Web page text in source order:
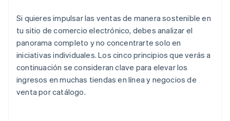
Si quieres impulsar las ventas de manera sostenible en
tu sitio de comercio electrónico, debes analizar el
panorama completo y no concentrarte solo en
iniciativas individuales. Los cinco principios que verás a
continuación se consideran clave para elevar los
ingresos en muchas tiendas en línea y negocios de
venta por catálogo.